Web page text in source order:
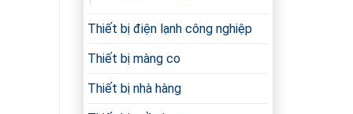
Thiết bị điện lạnh công nghiệp
Thiết bị màng co
Thiết bị nhà hàng